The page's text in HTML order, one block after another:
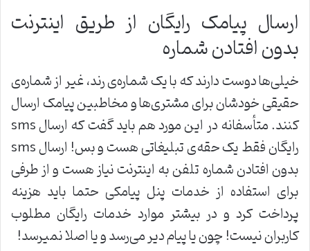
ارسال پیامک رایگان از طریق اینترنت
بدون افتادن شماره
خیلی‌ها دوست دارند که با یک شماره‌ی رند، غیر از شماره‌ی
حقیقی خودشان برای مشتری‌ها و مخاطبین‌ پیامک ارسال
کنند. متأسفانه در این مورد هم باید گفت که ارسال sms
رایگان فقط یک حقه‌ی تبلیغاتی هست و بس! ارسال sms
بدون افتادن شماره تلفن به اینترنت نیاز هست و از طرفی
برای استفاده از خدمات پنل پیامکی حتما باید هزینه
پرداخت کرد و در بیشتر موارد خدمات رایگان مطلوب
کاربران نیست! چون یا پیام دیر می‌رسد و یا اصلا نمی‍رسد!